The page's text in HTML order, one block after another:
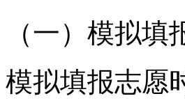
（一）模拟填
模拟填报志愿